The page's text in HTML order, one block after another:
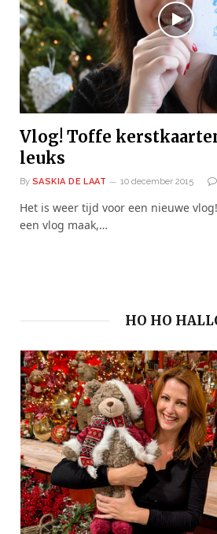
Vlog! Toffe
leuks
By SASKIA DE LAAT 10 december 2015
Het is weer tijd voor een nieuwe
een vlog maak,…
HO HO